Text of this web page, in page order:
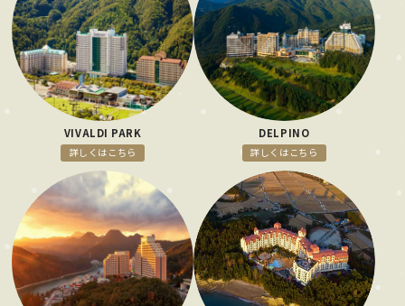
VIVALDI PARK
詳しくはこちら
DELPINO
詳しくはこちら